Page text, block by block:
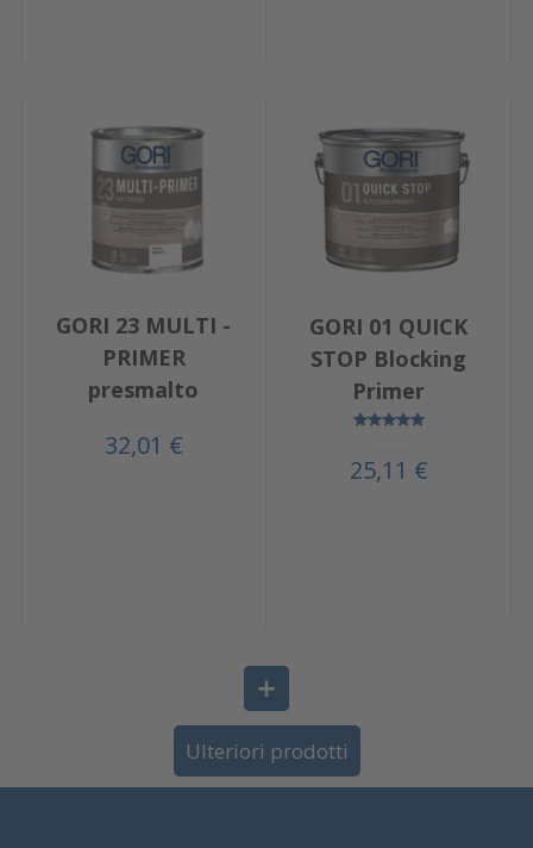
GORI 23 MULTI -
PRIMER
presmalto
32,01 €
GORI 01 QUICK
STOP Blocking
Primer
25,11 €
Ulteriori prodotti